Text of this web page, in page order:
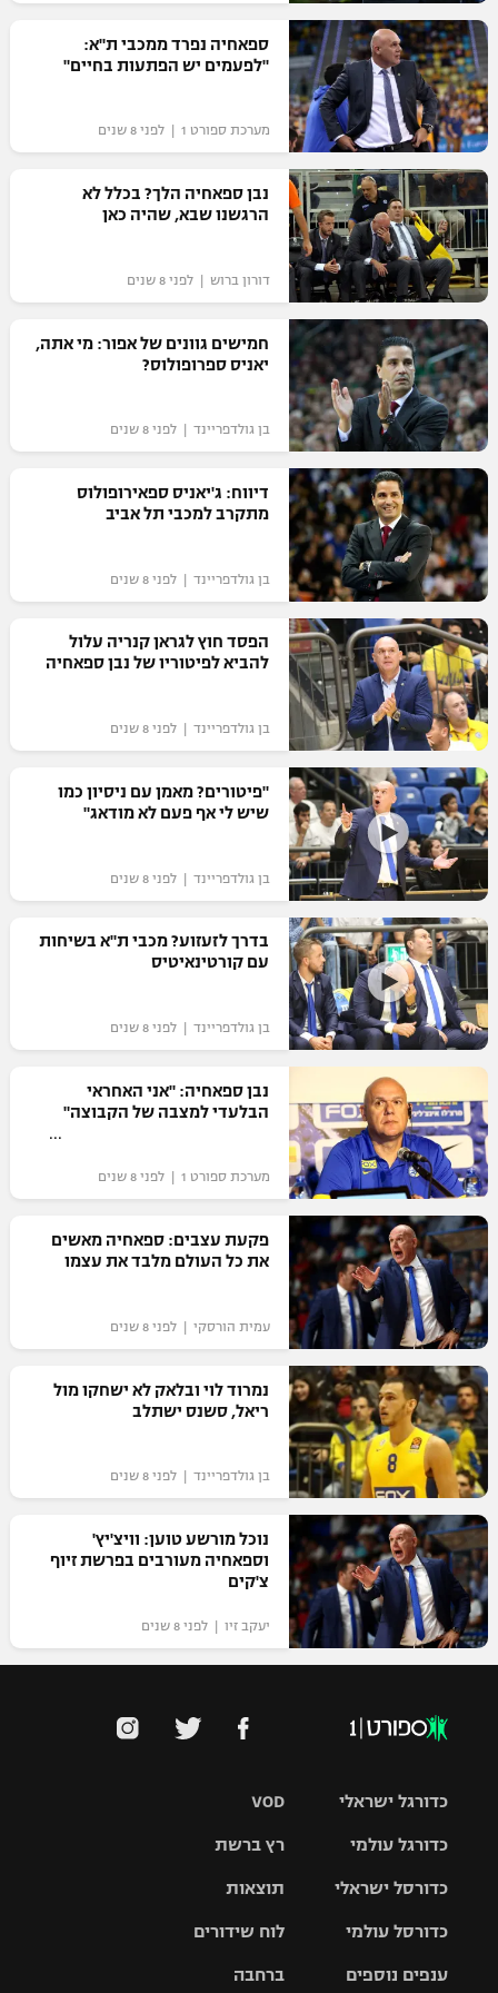
רשיון להקרנה פומבית לבית עסק
הצטרפות לחבילת הערוצים
לוח דרושים – ג'ובנט
תגיות
המגזין
ספאחיה נפרד ממכבי ת"א:
"לפעמים יש הפתעות בחיים"
מערכת ספורט 1 | לפני 8 שנים
נבן ספאחיה הלך? בכלל לא
הרגשנו שבא, שהיה כאן
דורון ברוש | לפני 8 שנים
חמישים גוונים של אפור: מי אתה,
יאניס ספרופולוס?
בן גולדפריינד | לפני 8 שנים
דיווח: ג'יאניס ספאירופולוס
מתקרב למכבי תל אביב
בן גולדפריינד | לפני 8 שנים
הפסד חוץ לגראן קנריה עלול
להביא לפיטוריו של נבן ספאחיה
בן גולדפריינד | לפני 8 שנים
"פיטורים? מאמן עם ניסיון כמו
שיש לי אף פעם לא מודאג"
בן גולדפריינד | לפני 8 שנים
בדרך לזעזוע? מכבי ת"א בשיחות
עם קורטינאיטיס
בן גולדפריינד | לפני 8 שנים
נבן ספאחיה: "אני האחראי
הבלעדי למצבה של הקבוצה"
מערכת ספורט 1 | לפני 8 שנים
פקעת עצבים: ספאחיה מאשים
את כל העולם מלבד את עצמו
עמית הורסקי | לפני 8 שנים
נמרוד לוי ובלאק לא ישחקו מול
ריאל, סשנס ישתלב
בן גולדפריינד | לפני 8 שנים
נוכל מורשע טוען: וויצ'יץ'
וספאחיה מעורבים בפרשת זיוף
צ'קים
יעקב זיו | לפני 8 שנים
VOD
רץ ברשת
תוצאות
לוח שידורים
ברחבה
כדורגל ישראלי
גביע הטוטו
כדורגל עולמי
האלופות
ליגה
כדורסל ישראלי
סל
כדורסל עולמי
ענפים נוספים